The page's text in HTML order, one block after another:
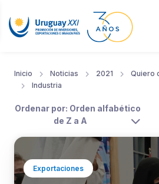
Inicio Noticias 2021 Quiero
Industria
Ordenar por: Orden alfabético
de Z a A
Exportaciones